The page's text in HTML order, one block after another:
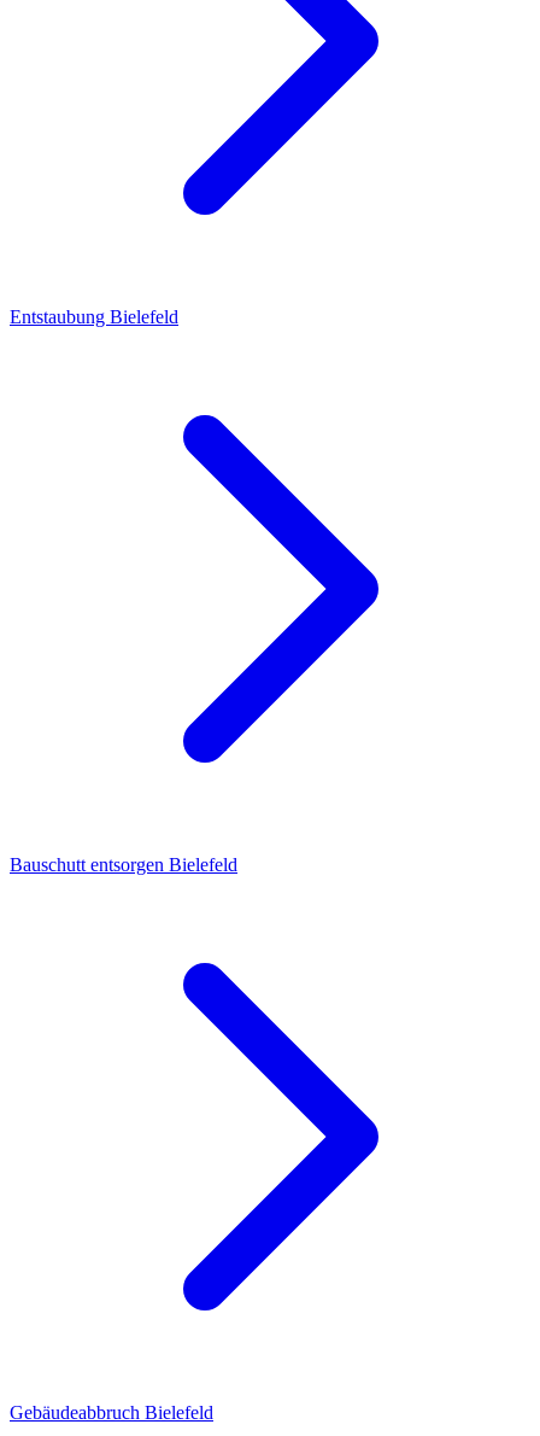
Entstaubung Bielefeld
Bauschutt entsorgen Bielefeld
Gebäudeabbruch Bielefeld